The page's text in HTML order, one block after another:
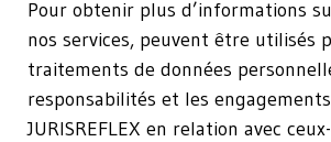
Pour obtenir plus d’informations
nos services, peuvent être utilisés
traitements de données
responsabilités et les
JURISREFLEX en relation avec